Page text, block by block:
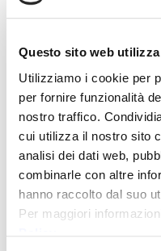
Questo sito web
Utilizziamo i cookie per
per fornire funzionalità
nostro traffico.
cui utilizza il nostro sito
analisi dei dati web,
combinarle con altre
hanno raccolto dal suo
Per maggiori
Codice Fiscale
Codice Univoco